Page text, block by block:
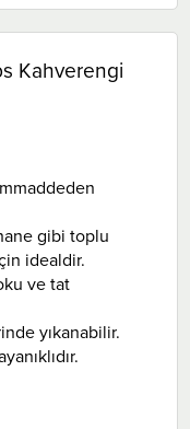
Kahverengi
gibi toplu
idealdir.
ve tat
yıkanabilir.